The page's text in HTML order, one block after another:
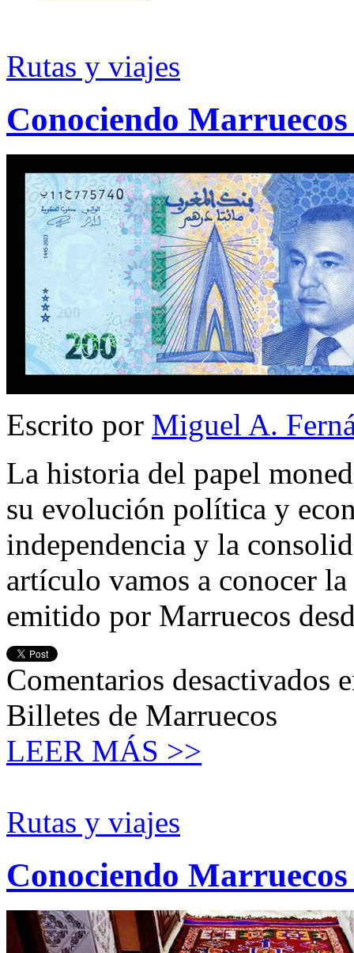
Rutas y viajes
Conociendo
Escrito por Miguel A.
La historia del papel
su evolución política y
independencia y la
artículo vamos a conocer
emitido por Marruecos
Comentarios desactivados
Billetes de Marruecos
LEER MÁS >>
Rutas y viajes
Conociendo